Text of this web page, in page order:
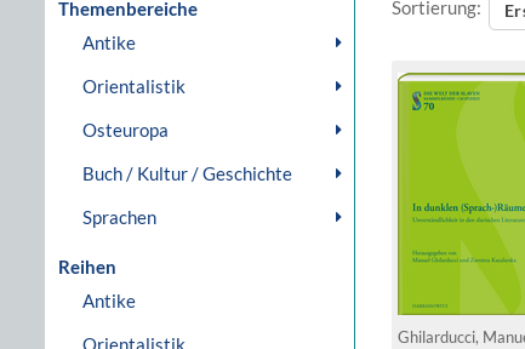
Themenbereiche
Antike
Orientalistik
Osteuropa
Buch / Kultur / Geschichte
Sprachen
Reihen
Antike
Orientalistik
Sortierung:
Ghilarducci,